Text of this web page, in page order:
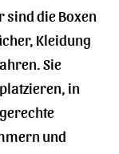
die Boxen
Kleidung
Sie
in
und